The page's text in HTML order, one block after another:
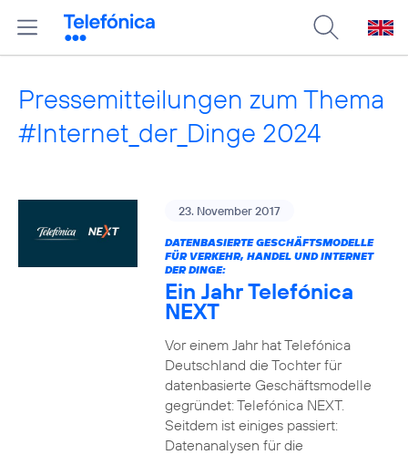
Pressemitteilungen zum Thema
#Internet_der_Dinge 2024
23. November 2017
DATENBASIERTE GESCHÄFTSMODELLE
FÜR VERKEHR, HANDEL UND INTERNET
DER DINGE:
Ein Jahr Telefónica
NEXT
Vor einem Jahr hat Telefónica
Deutschland die Tochter für
datenbasierte Geschäftsmodelle
gegründet: Telefónica NEXT.
Seitdem ist einiges passiert:
Datenanalysen für die